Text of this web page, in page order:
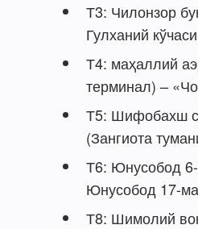
Т3: Чилонзор
Гулханий
Т4: маҳаллий
терминал) –
Т5: Шифобахш
(Зангиота
Т6: Юнусобод
Юнусобод 17-
Т8: Шимолий